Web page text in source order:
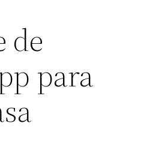
de
para